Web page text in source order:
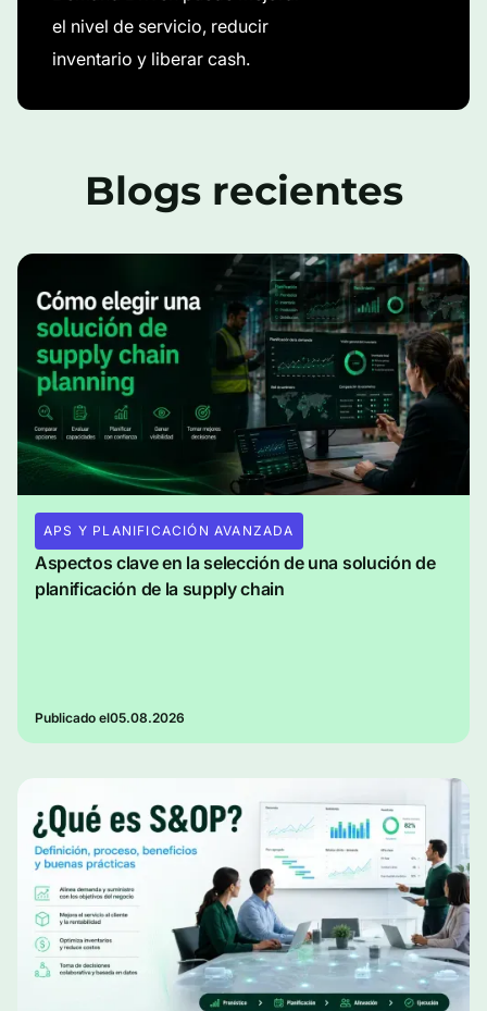
el nivel de servicio, reducir
inventario y liberar cash.
Blogs recientes
APS Y PLANIFICACIÓN AVANZADA
Aspectos clave en la selección de una solución de
planificación de la supply chain
Publicado el05.08.2026